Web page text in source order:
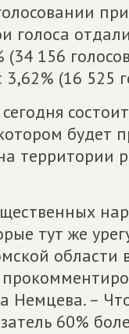
голоса
156
(16 525
будет
территории
тут же
области
–
60%